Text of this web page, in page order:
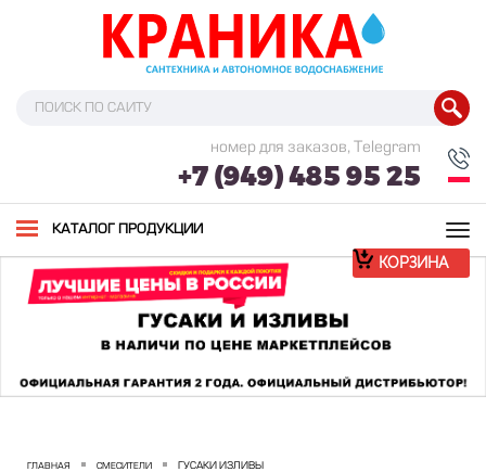
номер для заказов, Telegram
+7 (949) 485 95 25
КАТАЛОГ ПРОДУКЦИИ
КОРЗИНА
ГЛАВНАЯ СМЕСИТЕЛИ ГУСАКИ ИЗЛИВЫ